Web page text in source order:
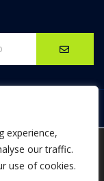
experience,
our traffic.
use of cookies.
reservados.
la meilleure
we are using or